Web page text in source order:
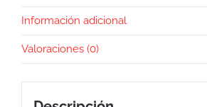
Información adicional
Valoraciones (0)